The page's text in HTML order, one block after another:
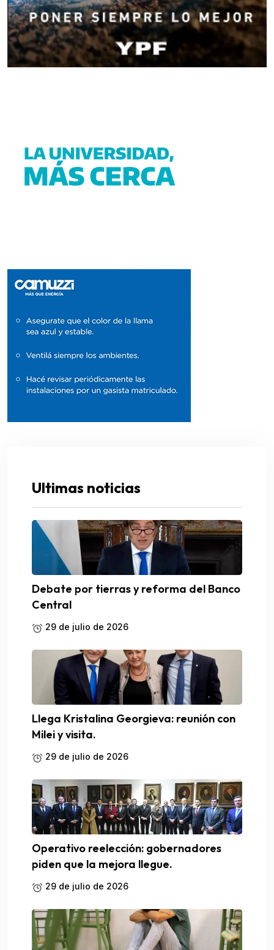
Ultimas noticias
Debate por tierras y reforma del Banco
Central
29 de julio de 2026
Llega Kristalina Georgieva: reunión con
Milei y visita.
29 de julio de 2026
Operativo reelección: gobernadores
piden que la mejora llegue.
29 de julio de 2026